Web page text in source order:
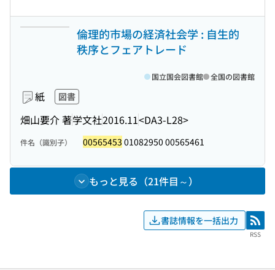
倫理的市場の経済社会学 : 自生的
秩序とフェアトレード
紙 図書
畑山要介 著学文社2016.11<DA3-L28>
国立国会図書館 全国の図書館
件名（識別子） 00565453 01082950 00565461
もっと見る（21件目～）
書誌情報を一括出力 RSS
RSS